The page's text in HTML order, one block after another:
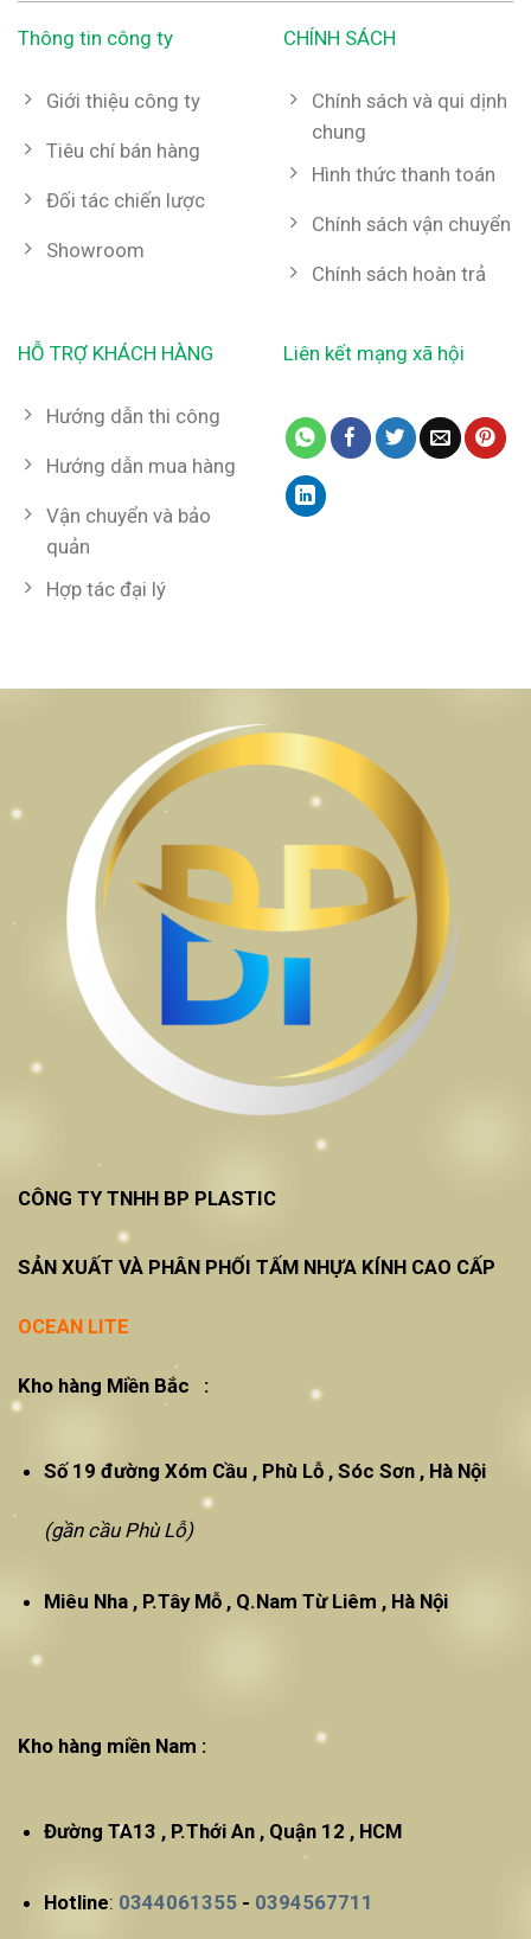
Thông tin công ty
Giới thiệu công ty
Tiêu chí bán hàng
Đối tác chiến lược
Showroom
CHÍNH SÁCH
Chính sách và qui dịnh
chung
Hình thức thanh toán
Chính sách vận chuyển
Chính sách hoàn trả
HỖ TRỢ KHÁCH HÀNG
Hướng dẫn thi công
Hướng dẫn mua hàng
Vận chuyển và bảo
quản
Hợp tác đại lý
Liên kết mạng xã hội
CÔNG TY TNHH BP PLASTIC
SẢN XUẤT VÀ PHÂN PHỐI TẤM NHỰA KÍNH CAO CẤP
OCEAN LITE
Kho hàng Miền Bắc :
Số 19 đường Xóm Cầu , Phù Lỗ , Sóc Sơn , Hà Nội
(gần cầu Phù Lỗ)
Miêu Nha , P.Tây Mỗ , Q.Nam Từ Liêm , Hà Nội
Kho hàng miền Nam :
Đường TA13 , P.Thới An , Quận 12 , HCM
Hotline: 0344061355- 0394567711